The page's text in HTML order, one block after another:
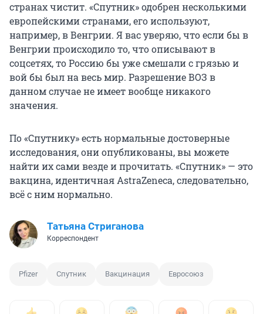
странах чистит. «Спутник» одобрен несколькими
европейскими странами, его используют,
например, в Венгрии. Я вас уверяю, что если бы в
Венгрии происходило то, что описывают в
соцсетях, то Россию бы уже смешали с грязью и
вой бы был на весь мир. Разрешение ВОЗ в
данном случае не имеет вообще никакого
значения.
По «Спутнику» есть нормальные достоверные
исследования, они опубликованы, вы можете
найти их сами везде и прочитать. «Спутник» — это
вакцина, идентичная AstraZeneca, следовательно,
всё с ним нормально.
Татьяна Стриганова
Корреспондент
Pfizer Спутник Вакцинация Евросоюз